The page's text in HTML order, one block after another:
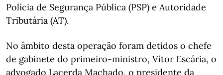
Polícia de Segurança Pública (PSP) e Autoridade
Tributária (AT).
No âmbito desta operação foram detidos o chefe
de gabinete do primeiro-ministro, Vítor Escária, o
advogado Lacerda Machado, o presidente da